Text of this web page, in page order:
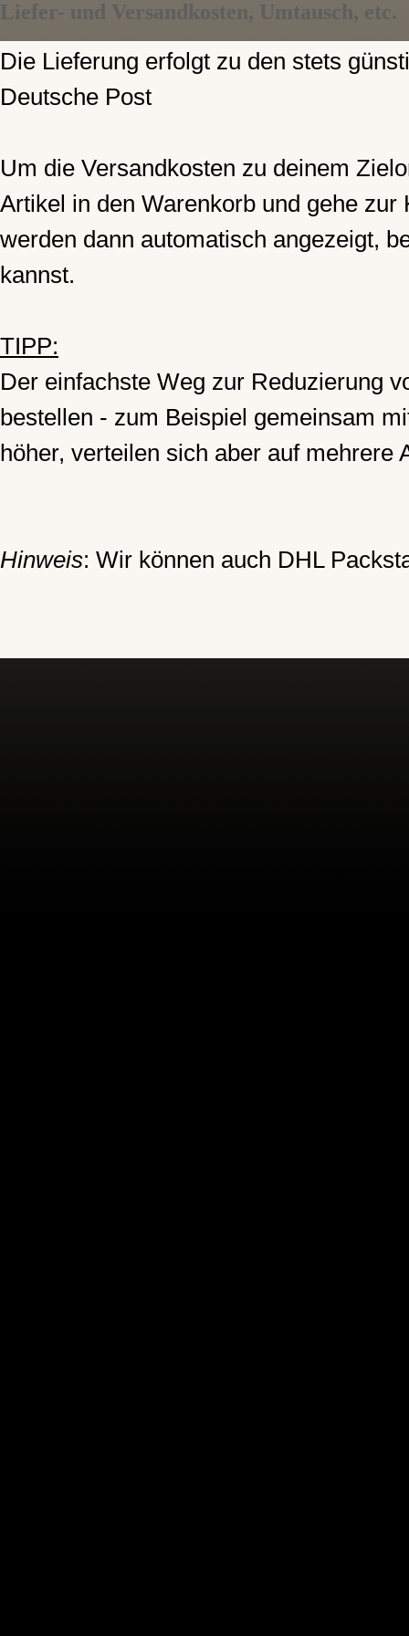
Liefer- und Versandkosten, Umtausch, etc.
Die Lieferung erfolgt zu den stets
Deutsche Post
Um die Versandkosten zu deinem
Artikel in den Warenkorb und gehe
werden dann automatisch angezeigt,
kannst.
TIPP:
Der einfachste Weg zur Reduzierung
bestellen - zum Beispiel gemeinsam
höher, verteilen sich aber auf mehrere
Hinweis: Wir können auch DHL